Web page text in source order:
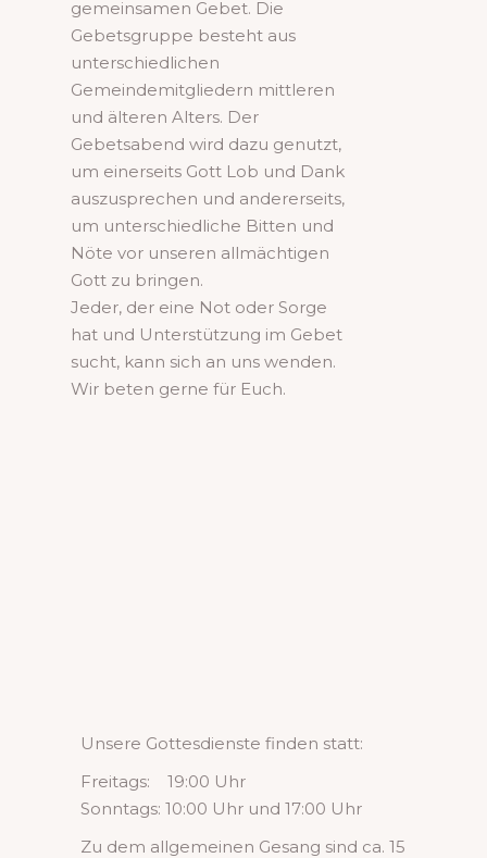
gemeinsamen Gebet. Die
Gebetsgruppe besteht aus
unterschiedlichen
Gemeindemitgliedern mittleren
und älteren Alters. Der
Gebetsabend wird dazu genutzt,
um einerseits Gott Lob und Dank
auszusprechen und andererseits,
um unterschiedliche Bitten und
Nöte vor unseren allmächtigen
Gott zu bringen.
Jeder, der eine Not oder Sorge
hat und Unterstützung im Gebet
sucht, kann sich an uns wenden.
Wir beten gerne für Euch.
Unsere Gottesdienste finden statt:
Freitags: 19:00 Uhr
Sonntags: 10:00 Uhr und 17:00 Uhr
Zu dem allgemeinen Gesang sind ca. 15